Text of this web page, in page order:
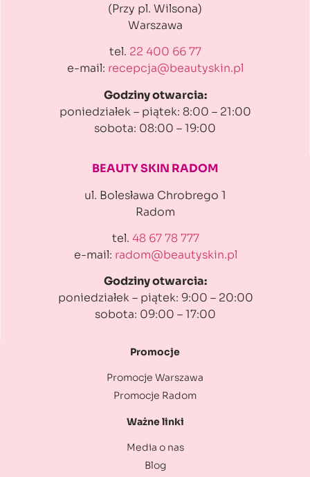
(Przy pl. Wilsona)
Warszawa
tel. 22 400 66 77
e-mail: recepcja@beautyskin.pl
Godziny otwarcia:
poniedziałek – piątek: 8:00 – 21:00
sobota: 08:00 – 19:00
BEAUTY SKIN RADOM
ul. Bolesława Chrobrego 1
Radom
tel. 48 67 78 777
e-mail: radom@beautyskin.pl
Godziny otwarcia:
poniedziałek – piątek: 9:00 – 20:00
sobota: 09:00 – 17:00
Promocje
Promocje Warszawa
Promocje Radom
Ważne linki
Media o nas
Blog